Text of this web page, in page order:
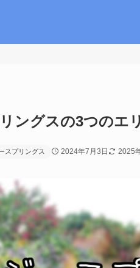
ングスの3つのエ
スプリングス 2024年7月3日 2025